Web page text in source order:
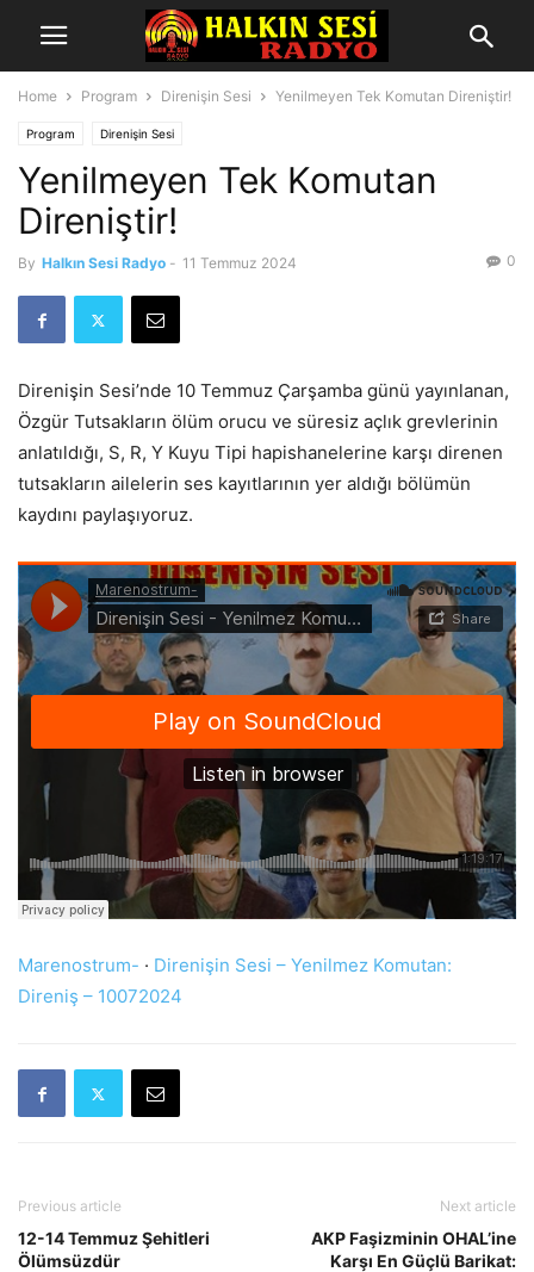
Home Program Direnişin Sesi Yenilmeyen Tek Komutan Direniştir!
Program Direnişin Sesi
Yenilmeyen Tek Komutan
Direniştir!
By Halkın Sesi Radyo - 11 Temmuz 2024 0
Direnişin Sesi’nde 10 Temmuz Çarşamba günü yayınlanan,
Özgür Tutsakların ölüm orucu ve süresiz açlık grevlerinin
anlatıldığı, S, R, Y Kuyu Tipi hapishanelerine karşı direnen
tutsakların ailelerin ses kayıtlarının yer aldığı bölümün
kaydını paylaşıyoruz.
Marenostrum- · Direnişin Sesi – Yenilmez Komutan:
Direniş – 10072024
Previous article
12-14 Temmuz Şehitleri
Ölümsüzdür
Next article
AKP Faşizminin OHAL’ine
Karşı En Güçlü Barikat: